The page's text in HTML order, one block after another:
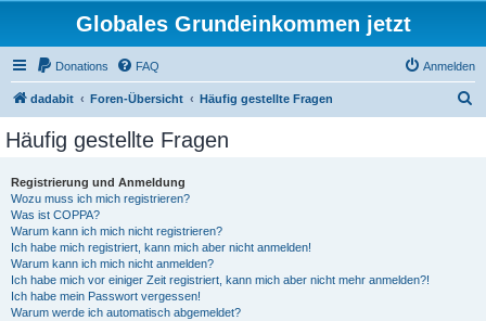
Globales Grundeinkommen jetzt
Donations FAQ Anmelden
dadabit Foren-Übersicht Häufig gestellte Fragen
Häufig gestellte Fragen
Registrierung und Anmeldung
Wozu muss ich mich registrieren?
Was ist COPPA?
Warum kann ich mich nicht registrieren?
Ich habe mich registriert, kann mich aber nicht anmelden!
Warum kann ich mich nicht anmelden?
Ich habe mich vor einiger Zeit registriert, kann mich aber nicht mehr anmelden?!
Ich habe mein Passwort vergessen!
Warum werde ich automatisch abgemeldet?